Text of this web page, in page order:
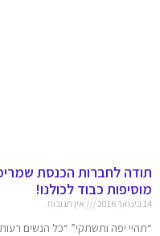
תודה לחברות הכנסת
מוסיפות כבוד לכולנו!
14 בינואר 2016 אין תגובות
“תהיי יפה ותשתקי” “כל הנשים